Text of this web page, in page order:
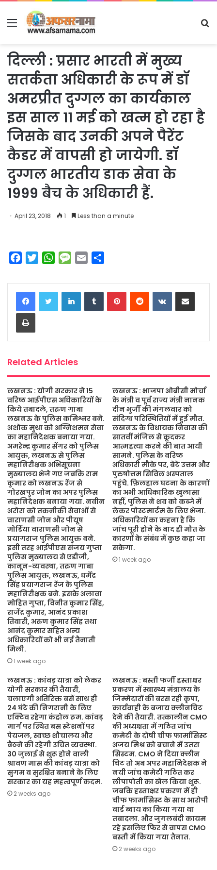
Menu
दिल्ली : प्रसार भारती में मुख्य
सतर्कता अधिकारी के रूप में डॉ
अमरप्रीत दुग्गल का कार्यकाल
इस साल 11 मई को खत्म हो रहा है
जिसके बाद उनकी अपने पैरेंट
कैडर में वापसी हो जायेगी. डॉ
दुग्गल भारतीय डाक सेवा के
1999 बैच के अधिकारी हैं.
April 23, 2018 1 Less than a minute
c
e
b
o
o
i
t
t
W
a
t
s
M
s
s
a
a
i
a
r
e
LinkedInTumblrPinterestReddit VKontakteShare via Email
Print
Related Articles
लखनऊ : योगी सरकार ने 15
वरिष्ठ आईपीएस अधिकारियों के
किये तबादले, तरुण गाबा
लखनऊ के पुलिस कमिश्नर बने.
अशोक मुथा को अग्निशमन सेवा
का महानिदेशक बनाया गया.
अमरेन्द्र कुमार सेंगर को पुलिस
आयुक्त, लखनऊ से पुलिस
महानिरीक्षक अभिसूचना
मुख्यालय भेजे गए जबकि राम
कुमार को लखनऊ रेंज से
गोरखपुर जोन का अपर पुलिस
महानिदेशक बनाया गया. नवीन
अरोरा को तकनीकी सेवाओं से
वाराणसी जोन और पीयूष
मोर्डिया वाराणसी जोन से
प्रयागराज पुलिस आयुक्त बने.
इसी तरह आईपीएस संजय गुप्ता
पुलिस मुख्यालय से एडीजी,
कानून-व्यवस्था, तरुण गाबा
पुलिस आयुक्त, लखनऊ, धर्मेंद्र
सिंह प्रयागराज रेंज के पुलिस
महानिरीक्षक बने. इसके अलावा
मोहित गुप्ता, विनीत कुमार सिंह,
राजेंद्र कुमार, आनंद प्रकाश
तिवारी, अरुण कुमार सिंह तथा
आनंद कुमार सहित अन्य
अधिकारियों को भी नई तैनाती
मिली.
1 week ago
लखनऊ : भाजपा ओबीसी मोर्चा
के मंत्री व पूर्व राज्य मंत्री नानक
दीन भुर्जी की मंगलवार को
संदिग्ध परिस्थितियों में हुई मौत.
लखनऊ के विधायक निवास की
सातवीं मंजिल से कूदकर
आत्महत्या करने की बात आयी
सामने. पुलिस के वरिष्ठ
अधिकारी मौके पर, बेटे उत्तम और
पुरुषोत्तम सिविल अस्पताल
पहुंचे. फ़िलहाल घटना के कारणों
का अभी आधिकारिक खुलासा
नहीं, पुलिस ने शव को कब्जे में
लेकर पोस्टमार्टम के लिए भेजा.
अधिकारियों का कहना है कि
जांच पूरी होने के बाद ही मौत के
कारणों के संबंध में कुछ कहा जा
सकेगा.
1 week ago
लखनऊ : कांवड़ यात्रा को लेकर
योगी सरकार की तैयारी,
चलाएगी अतिरिक्त बसें साथ ही
24 घंटे की निगरानी के लिए
एक्टिव रहेगा कंट्रोल रूम. कांवड़
मार्ग पर स्थित बस स्टेशनों पर
पेयजल, स्वच्छ शौचालय और
बैठने की रहेगी उचित व्यवस्था.
30 जुलाई से शुरू होने वाली
श्रावण मास की कांवड़ यात्रा को
सुगम व सुरक्षित बनाने के लिए
सरकार का यह महत्वपूर्ण कदम.
2 weeks ago
लखनऊ : बस्ती फर्जी हस्ताक्षर
प्रकरण में स्वास्थ्य मंत्रालय के
जिम्मेदारों की बरस रही कृपा,
कार्यवाही के बजाय क्लीनचिट
देने की तैयारी. तत्कालीन CMO
की अध्यक्षता में गठित जांच
कमेटी के दोषी चीफ फार्मासिस्ट
अजय मिश्र को बचाने में उतरा
सिस्टम. CMO ने दिया क्लीन
चिट तो अब अपर महानिदेशक ने
नयी जांच कमेटी गठित कर
लीपापोती का खेल किया शुरू.
जबकि हस्ताक्षर प्रकरण में ही
चीफ फार्मासिस्ट के साथ आरोपी
वार्ड ब्वाय का किया गया था
तबादला. और जुगलबंदी कायम
रहे इसलिए फिर से वापस CMO
बस्ती में किया गया तैनात.
2 weeks ago